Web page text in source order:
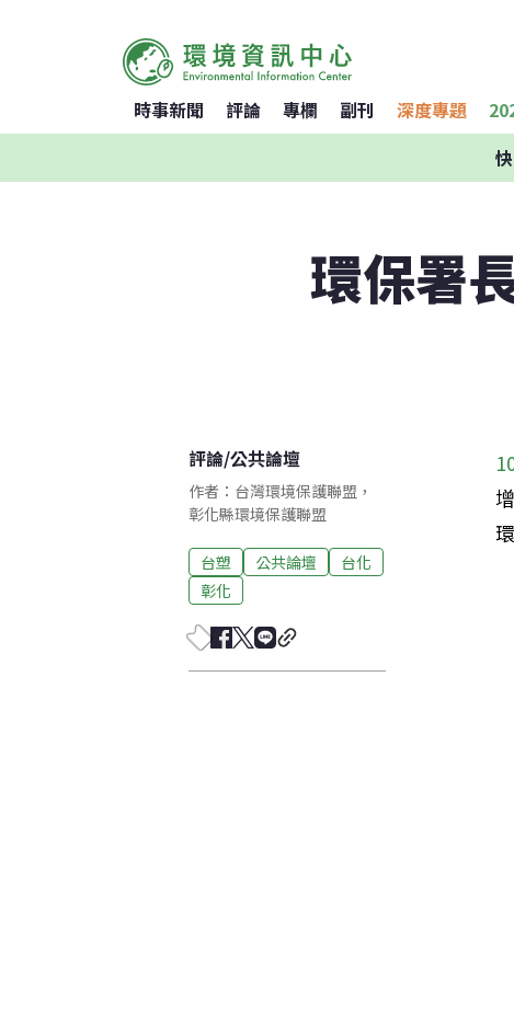
時事新聞 評論 專欄 副刊 深度專題
環保署
評論/公共論壇
作者：台灣環境保護聯盟，
彰化縣環境保護聯盟
台塑 公共論壇
台化
彰化